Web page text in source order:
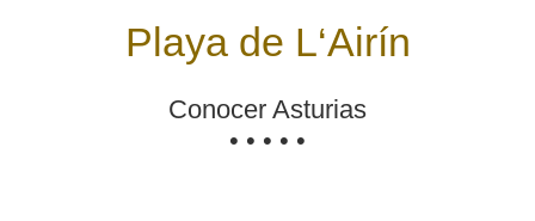
Playa de L‘Airín
Conocer Asturias
• • • • •